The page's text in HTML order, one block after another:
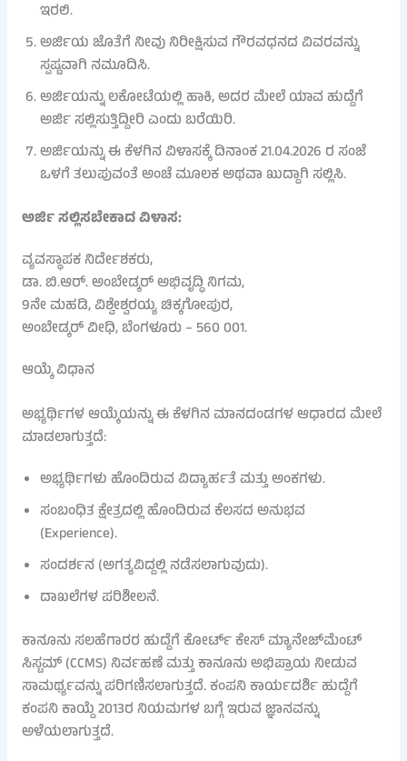
ಇರಲಿ.
ಅರ್ಜಿಯ ಜೊತೆಗೆ ನೀವು ನಿರೀಕ್ಷಿಸುವ ಗೌರವಧನದ ವಿವರವನ್ನು
ಸ್ಪಷ್ಟವಾಗಿ ನಮೂದಿಸಿ.
ಅರ್ಜಿಯನ್ನು ಲಕೋಟೆಯಲ್ಲಿ ಹಾಕಿ, ಅದರ ಮೇಲೆ ಯಾವ ಹುದ್ದೆಗೆ
ಅರ್ಜಿ ಸಲ್ಲಿಸುತ್ತಿದ್ದೀರಿ ಎಂದು ಬರೆಯಿರಿ.
ಅರ್ಜಿಯನ್ನು ಈ ಕೆಳಗಿನ ವಿಳಾಸಕ್ಕೆ ದಿನಾಂಕ 21.04.2026 ರ ಸಂಜೆ
ಒಳಗೆ ತಲುಪುವಂತೆ ಅಂಚೆ ಮೂಲಕ ಅಥವಾ ಖುದ್ದಾಗಿ ಸಲ್ಲಿಸಿ.
ಅರ್ಜಿ ಸಲ್ಲಿಸಬೇಕಾದ ವಿಳಾಸ:
ವ್ಯವಸ್ಥಾಪಕ ನಿರ್ದೇಶಕರು,
ಡಾ. ಬಿ.ಆರ್. ಅಂಬೇಡ್ಕರ್ ಅಭಿವೃದ್ಧಿ ನಿಗಮ,
9ನೇ ಮಹಡಿ, ವಿಶ್ವೇಶ್ವರಯ್ಯ ಚಿಕ್ಕಗೋಪುರ,
ಅಂಬೇಡ್ಕರ್ ವೀಧಿ, ಬೆಂಗಳೂರು – 560 001.
ಆಯ್ಕೆ ವಿಧಾನ
ಅಭ್ಯರ್ಥಿಗಳ ಆಯ್ಕೆಯನ್ನು ಈ ಕೆಳಗಿನ ಮಾನದಂಡಗಳ ಆಧಾರದ ಮೇಲೆ
ಮಾಡಲಾಗುತ್ತದೆ:
ಅಭ್ಯರ್ಥಿಗಳು ಹೊಂದಿರುವ ವಿದ್ಯಾರ್ಹತೆ ಮತ್ತು ಅಂಕಗಳು.
ಸಂಬಂಧಿತ ಕ್ಷೇತ್ರದಲ್ಲಿ ಹೊಂದಿರುವ ಕೆಲಸದ ಅನುಭವ
(Experience).
ಸಂದರ್ಶನ (ಅಗತ್ಯವಿದ್ದಲ್ಲಿ ನಡೆಸಲಾಗುವುದು).
ದಾಖಲೆಗಳ ಪರಿಶೀಲನೆ.
ಕಾನೂನು ಸಲಹೆಗಾರರ ಹುದ್ದೆಗೆ ಕೋರ್ಟ್ ಕೇಸ್ ಮ್ಯಾನೇಜ್‌ಮೆಂಟ್
ಸಿಸ್ಟಮ್ (CCMS) ನಿರ್ವಹಣೆ ಮತ್ತು ಕಾನೂನು ಅಭಿಪ್ರಾಯ ನೀಡುವ
ಸಾಮರ್ಥ್ಯವನ್ನು ಪರಿಗಣಿಸಲಾಗುತ್ತದೆ. ಕಂಪನಿ ಕಾರ್ಯದರ್ಶಿ ಹುದ್ದೆಗೆ
ಕಂಪನಿ ಕಾಯ್ದೆ 2013ರ ನಿಯಮಗಳ ಬಗ್ಗೆ ಇರುವ ಜ್ಞಾನವನ್ನು
ಅಳೆಯಲಾಗುತ್ತದೆ.